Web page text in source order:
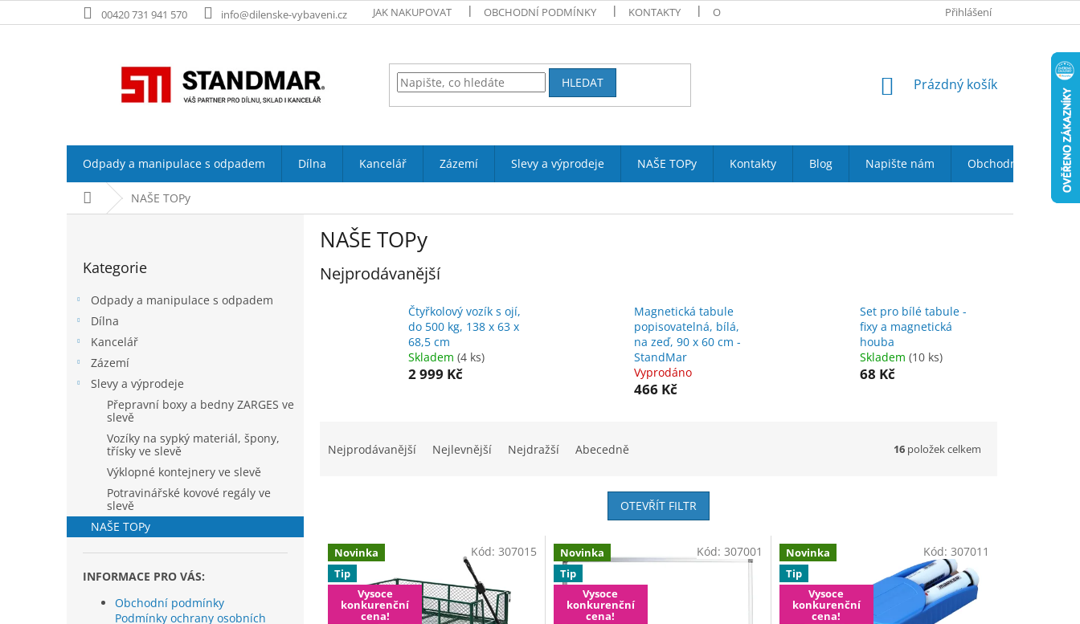
na
00420 731 941 570 info@dilenske-vybaveni.cz JAK NAKUPOVAT OBCHODNÍ PODMÍNKY KONTAKTY O NÁS DOPRAVA A PLATBA
Přihlášení
HLEDAT
NÁKUPNÍ
Prázdný košík
Odpady a manipulace s odpadem Dílna Kancelář Zázemí Slevy a výprodeje NAŠE TOPy Kontakty Blog Napište nám Obchodní podmínky
Domů NAŠE TOPy
kategorie
Kategorie
Odpady a manipulace s odpadem
Dílna
Kancelář
Zázemí
Slevy a výprodeje
Přepravní boxy a bedny ZARGES ve
slevě
Vozíky na sypký materiál, špony,
třísky ve slevě
Výklopné kontejnery ve slevě
Potravinářské kovové regály ve
slevě
NAŠE TOPy
INFORMACE PRO VÁS:
Obchodní podmínky
Podmínky ochrany osobních
NAŠE TOPy
Nejprodávanější
Čtyřkolový vozík s ojí,
do 500 kg, 138 x 63 x
68,5 cm
Skladem (4 ks)
2 999 Kč
Magnetická tabule
popisovatelná, bílá,
na zeď, 90 x 60 cm -
StandMar
Vyprodáno
466 Kč
Set pro bílé tabule -
fixy a magnetická
houba
Skladem (10 ks)
68 Kč
o
d
Nejprodávanější Nejlevnější Nejdražší Abecedně 16 položek celkem
OTEVŘÍT FILTR
V
p
Novinka
Tip
Vysoce
konkurenční
cena!
Kód: 307015
Novinka
Tip
Vysoce
konkurenční
cena!
Kód: 307001
Novinka
Tip
Vysoce
konkurenční
cena!
Kód: 307011